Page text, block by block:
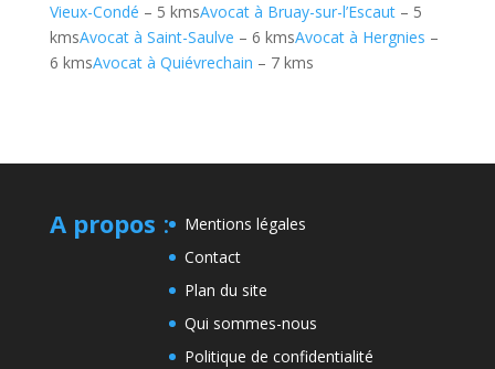
Vieux-Condé – 5 kmsAvocat à Bruay-sur-l’Escaut– 5
kmsAvocat à Saint-Saulve – 6 kmsAvocat à Hergnies –
6 kmsAvocat à Quiévrechain – 7 kms
A propos :
Mentions légales
Contact
Plan du site
Qui sommes-nous
Politique de confidentialité